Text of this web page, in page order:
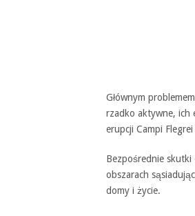
Głównym
rzadko aktywne, ich
erupcji Campi
Bezpośrednie
obszarach
domy i życie.